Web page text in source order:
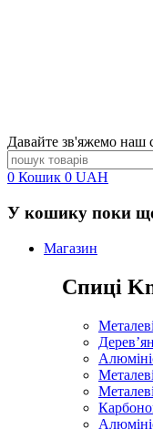
Давайте зв'яжемо наш
0 Кошик 0 UAH
У кошику поки
Магазин
Спиці